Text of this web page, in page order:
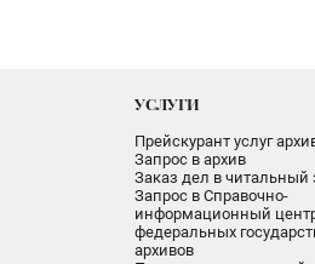
УСЛУГИ
Прейскурант услуг
Запрос в архив
Заказ дел в читальный
Запрос в Справочно-
информационный
федеральных
архивов